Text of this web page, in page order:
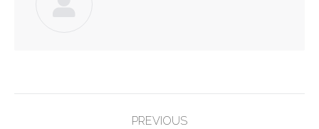
PREVIOUS